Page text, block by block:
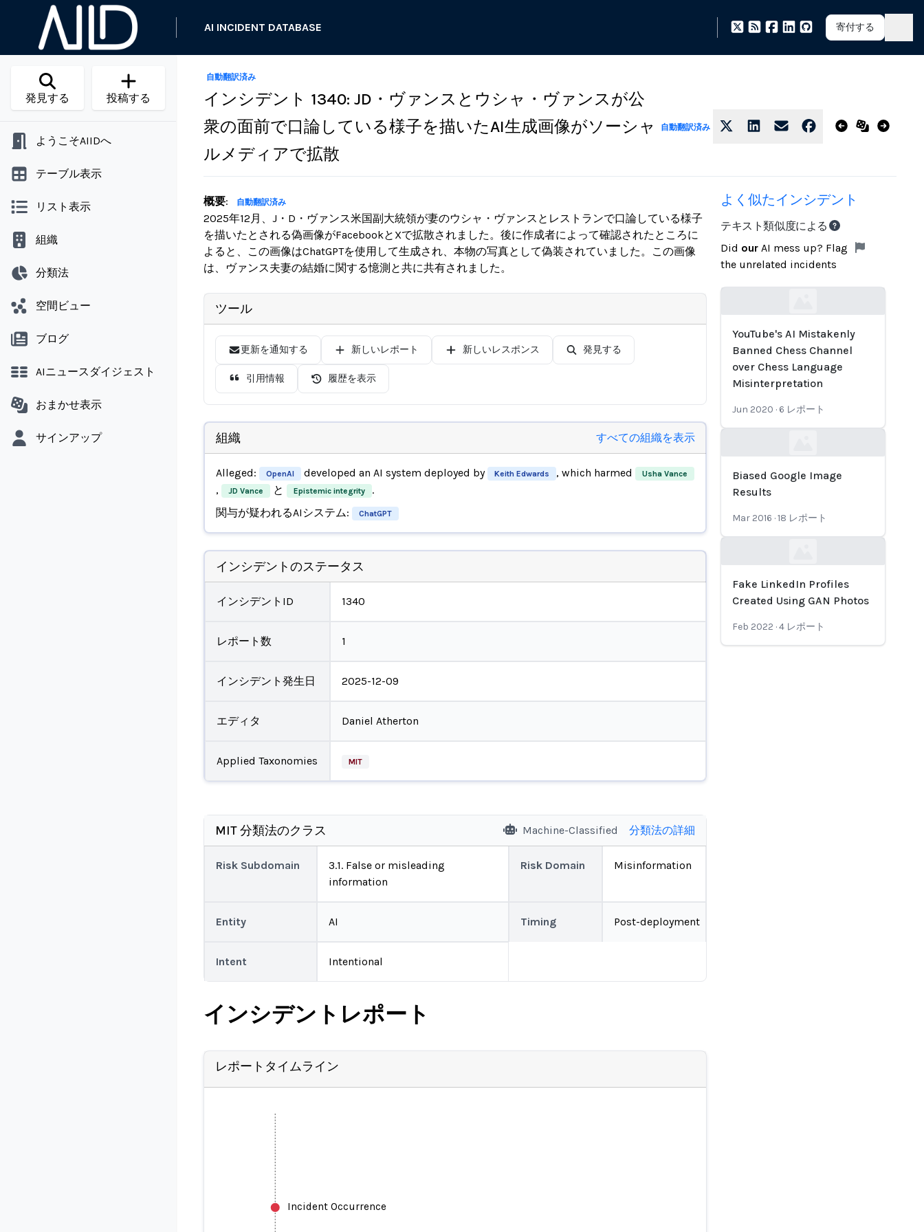
AI INCIDENT DATABASE 寄付する
発見する 投稿する
ようこそAIIDへ
テーブル表示
リスト表示
組織
分類法
空間ビュー
ブログ
AIニュースダイジェスト
おまかせ表示
サインアップ
自動翻訳済み
インシデント 1340: JD・ヴァンスとウシャ・ヴァンスが公
衆の面前で口論している様子を描いたAI生成画像がソーシャ
ルメディアで拡散
自動翻訳済み
概要: 自動翻訳済み
2025年12月、J・D・ヴァンス米国副大統領が妻のウシャ・ヴァンスとレストランで口論している様子
を描いたとされる偽画像がFacebookとXで拡散されました。後に作成者によって確認されたところに
よると、この画像はChatGPTを使用して生成され、本物の写真として偽装されていました。この画像
は、ヴァンス夫妻の結婚に関する憶測と共に共有されました。
ツール
更新を通知する 新しいレポート 新しいレスポンス 発見する
引用情報 履歴を表示
組織 すべての組織を表示
Alleged: OpenAI developed an AI system deployed by Keith Edwards , which harmed Usha Vance
, JD Vance と Epistemic integrity
.
関与が疑われるAIシステム:
ChatGPT
インシデントのステータス
インシデントID 1340
レポート数 1
インシデント発生日 2025-12-09
エディタ Daniel Atherton
Applied Taxonomies MIT
MIT 分類法のクラス Machine-Classified 分類法の詳細
Risk Subdomain
3.1. False or misleading
information
Risk Domain Misinformation
Entity AI Timing Post-deployment
Intent Intentional
インシデントレポート
レポートタイムライン
Incident Occurrence
よく似たインシデント
テキスト類似度による
Did our AI mess up? Flag
the unrelated incidents
YouTube's AI Mistakenly
Banned Chess Channel
over Chess Language
Misinterpretation
Jun 2020 · 6 レポート
Biased Google Image
Results
Mar 2016 ·18 レポート
Fake LinkedIn Profiles
Created Using GAN Photos
Feb 2022 ·4 レポート